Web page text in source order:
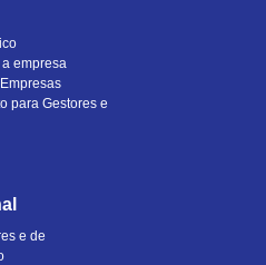
empresa
para Gestores e
e de